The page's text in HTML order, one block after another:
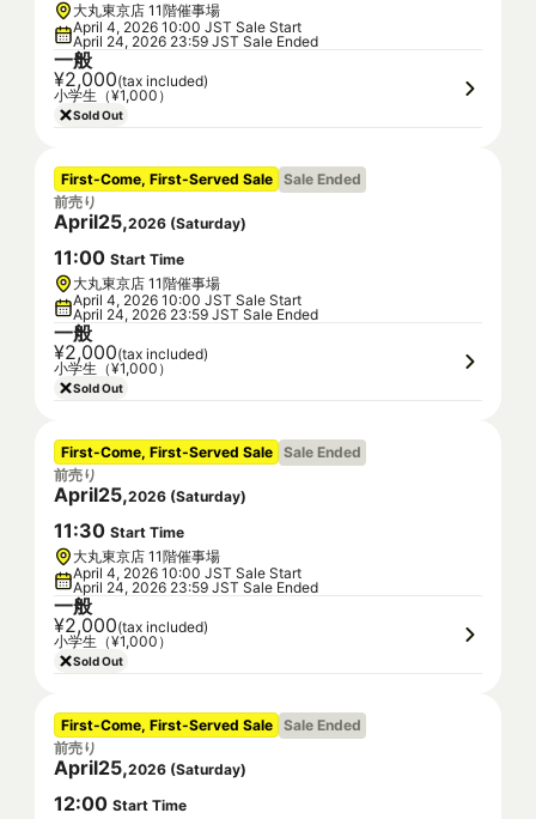
大丸東京店 11階催事場
April 4, 2026 10:00 JST Sale Start
April 24, 2026 23:59 JST Sale Ended
一般
¥2,000(tax included)
小学生（¥1,000）
Sold Out
First-Come, First-Served Sale Sale Ended
前売り
April25,2026 (Saturday)
11:00 Start Time
大丸東京店 11階催事場
April 4, 2026 10:00 JST Sale Start
April 24, 2026 23:59 JST Sale Ended
一般
¥2,000(tax included)
小学生（¥1,000）
Sold Out
First-Come, First-Served Sale Sale Ended
前売り
April25,2026 (Saturday)
11:30 Start Time
大丸東京店 11階催事場
April 4, 2026 10:00 JST Sale Start
April 24, 2026 23:59 JST Sale Ended
一般
¥2,000(tax included)
小学生（¥1,000）
Sold Out
First-Come, First-Served Sale Sale Ended
前売り
April25,2026 (Saturday)
12:00 Start Time